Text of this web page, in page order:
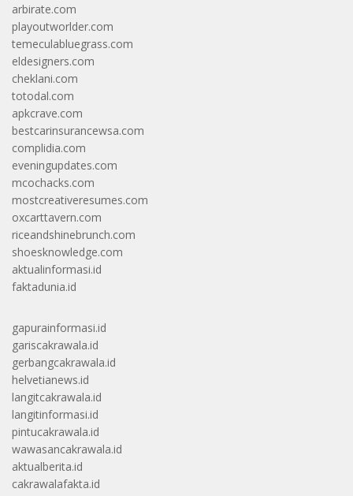
arbirate.com
playoutworlder.com
temeculabluegrass.com
eldesigners.com
cheklani.com
totodal.com
apkcrave.com
bestcarinsurancewsa.com
complidia.com
eveningupdates.com
mcochacks.com
mostcreativeresumes.com
oxcarttavern.com
riceandshinebrunch.com
shoesknowledge.com
aktualinformasi.id
faktadunia.id
gapurainformasi.id
gariscakrawala.id
gerbangcakrawala.id
helvetianews.id
langitcakrawala.id
langitinformasi.id
pintucakrawala.id
wawasancakrawala.id
aktualberita.id
cakrawalafakta.id